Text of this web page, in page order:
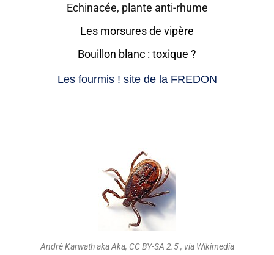
Echinacée, plante anti-rhume
Les morsures de vipère
Bouillon blanc : toxique ?
Les fourmis ! site de la FREDON
André Karwath aka Aka, CC BY-SA 2.5 , via Wikimedia